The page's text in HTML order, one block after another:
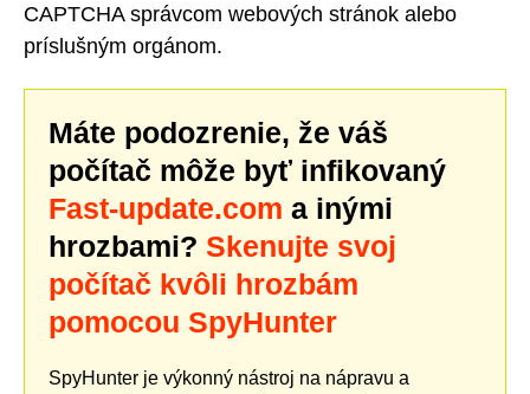
CAPTCHA správcom webových stránok alebo
príslušným orgánom.
Máte podozrenie, že váš
počítač môže byť infikovaný
Fast-update.com a inými
hrozbami? Skenujte svoj
počítač kvôli hrozbám
pomocou SpyHunter
SpyHunter je výkonný nástroj na nápravu a